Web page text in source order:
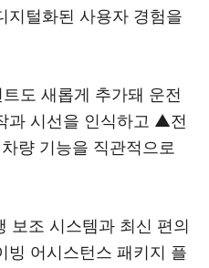
지털화된 사용자 경험을
도 새롭게 추가돼 운전
과 시선을 인식하고 ▲전
량 기능을 직관적으로
보조 시스템과 최신 편의
어시스턴스 패키지 플